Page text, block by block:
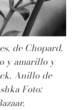
de Chopard.
y amarillo y
Anillo de
Foto: